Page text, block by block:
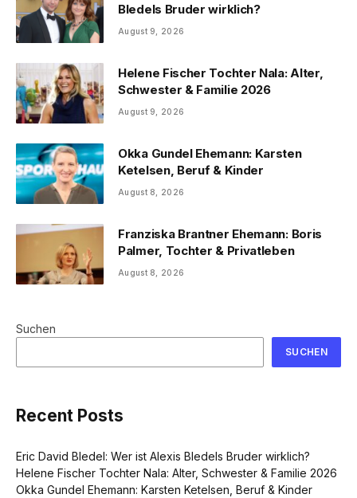
Bledels Bruder wirklich?
August 9, 2026
Helene Fischer Tochter Nala: Alter,
Schwester & Familie 2026
August 9, 2026
Okka Gundel Ehemann: Karsten
Ketelsen, Beruf & Kinder
August 8, 2026
Franziska Brantner Ehemann: Boris
Palmer, Tochter & Privatleben
August 8, 2026
Suchen
SUCHEN
Recent Posts
Eric David Bledel: Wer ist Alexis Bledels Bruder wirklich?
Helene Fischer Tochter Nala: Alter, Schwester & Familie 2026
Okka Gundel Ehemann: Karsten Ketelsen, Beruf & Kinder